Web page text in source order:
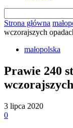
Strona główna
wczorajszych
małopolska
Prawie 240
3 lipca 2020
0